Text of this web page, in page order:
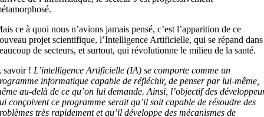
ce à quoi nous n’avions jamais pensé, c’est l’apparition de ce
projet scientifique, l’Intelligence Artificielle, qui se répand dans
de secteurs, et surtout, qui révolutionne le milieu de la santé.
savoir ! L’intelligence Artificielle (IA) se comporte comme un
informatique capable de réfléchir, de penser par lui-même,
au-delà de ce qu’on lui demande. Ainsi, l’objectif des
conçoivent ce programme serait qu’il soit capable de résoudre des
très rapidement et qu’il développe des mécanismes de